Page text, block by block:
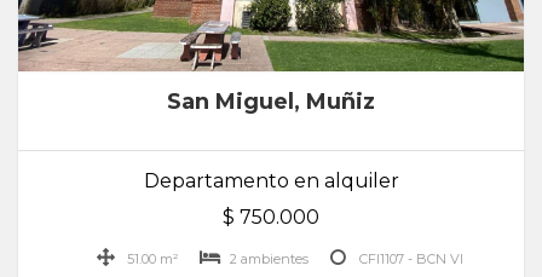
San Miguel, Muñiz
Departamento en alquiler
$ 750.000
51.00 m² 2 ambientes CFI1107 - BCN VI